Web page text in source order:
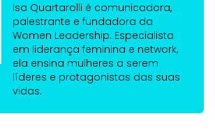
Isa Quartarolli é comunicadora,
palestrante e fundadora da
Women Leadership. Especialista
em liderança feminina e network,
ela ensina mulheres a serem
líderes e protagonistas das suas
vidas.